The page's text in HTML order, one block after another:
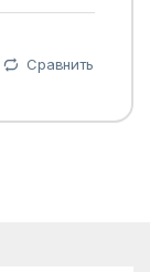
Сравнить